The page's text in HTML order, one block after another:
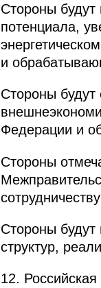
Стороны будут
потенциала,
и
Стороны будут
Федерации и
Стороны
Стороны
структур,
12.